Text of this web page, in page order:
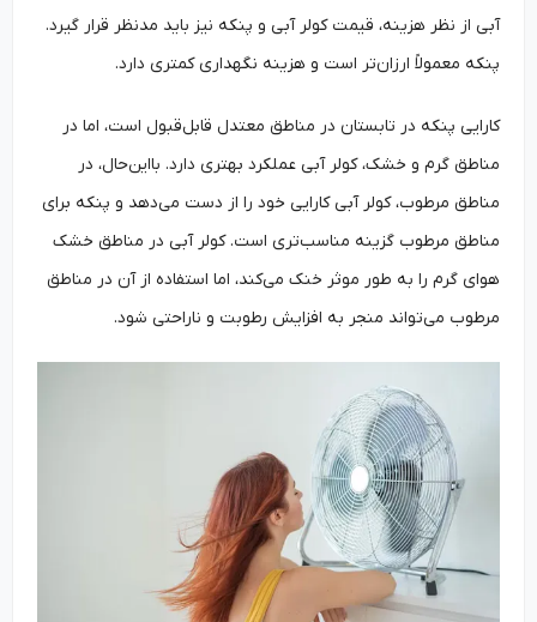
آبی از نظر هزینه، قیمت کولر آبی و پنکه نیز باید مدنظر قرار گیرد.
پنکه معمولاً ارزان‌تر است و هزینه نگهداری کمتری دارد.
کارایی پنکه در تابستان در مناطق معتدل قابل‌قبول است، اما در
مناطق گرم و خشک، کولر آبی عملکرد بهتری دارد. بااین‌حال، در
مناطق مرطوب، کولر آبی کارایی خود را از دست می‌دهد و پنکه برای
مناطق مرطوب گزینه مناسب‌تری است. کولر آبی در مناطق خشک
هوای گرم را به طور موثر خنک می‌کند، اما استفاده از آن در مناطق
مرطوب می‌تواند منجر به افزایش رطوبت و ناراحتی شود.